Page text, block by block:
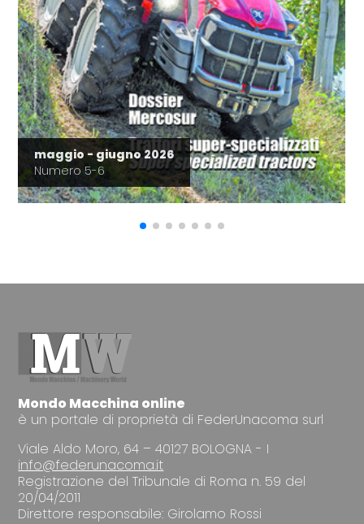
maggio - giugno 2026
Numero 5-6
Mondo Macchina online
è un portale di proprietà di FederUnacoma surl
Viale Aldo Moro, 64 – 40127 BOLOGNA - I
info@federunacoma.it
Registrazione del Tribunale di Roma n. 59 del
20/04/2011
Direttore responsabile: Girolamo Rossi